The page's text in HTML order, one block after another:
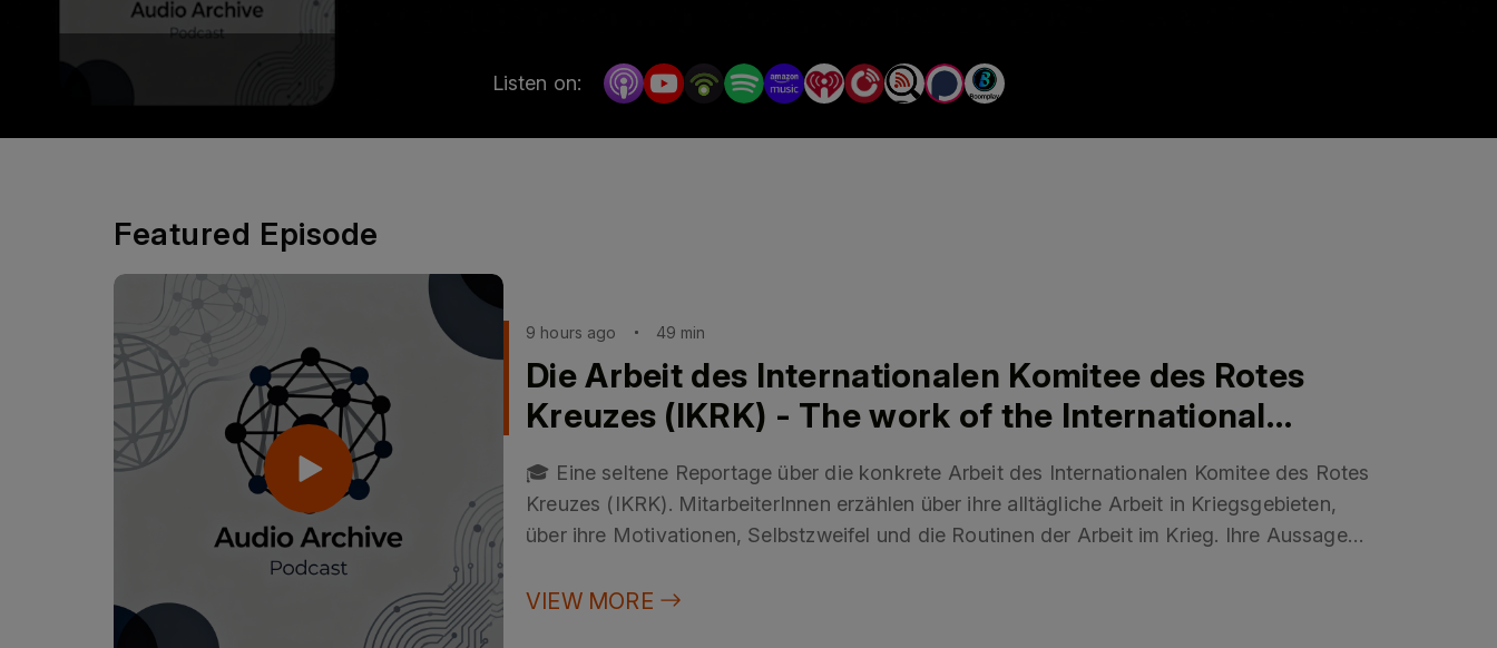
Listen on:
Featured Episode
9 hours ago 49 min
Die Arbeit des Internationalen Komitee des Rotes
Kreuzes (IKRK) - The work of the International
Committee of the Red Cross (ICRC)
🎓 Eine seltene Reportage über die konkrete Arbeit des Internationalen Komitee des Rotes
Kreuzes (IKRK). MitarbeiterInnen erzählen über ihre alltägliche Arbeit in Kriegsgebieten,
über ihre Motivationen, Selbstzweifel und die Routinen der Arbeit im Krieg. Ihre Aussagen
Auseinandersetzungen etwas entgegenzuhalten.
VIEW MORE